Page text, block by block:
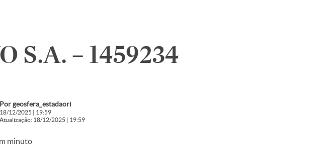
S.A. – 1459234
Por geosfera_estadaori
18/12/2025 | 19:59
Atualização: 18/12/2025 | 19:59
minuto